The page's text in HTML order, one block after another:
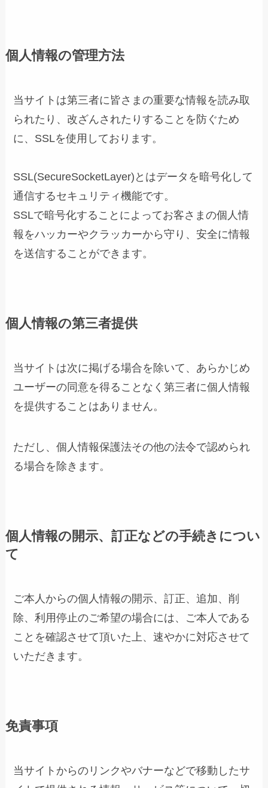
個人情報の管理方法
当サイトは第三者に皆さまの重要な情報を読み取
られたり、改ざんされたりすることを防ぐため
に、SSLを使用しております。
SSL(SecureSocketLayer)とはデータを暗号化して
通信するセキュリティ機能です。
SSLで暗号化することによってお客さまの個人情
報をハッカーやクラッカーから守り、安全に情報
を送信することができます。
個人情報の第三者提供
当サイトは次に掲げる場合を除いて、あらかじめ
ユーザーの同意を得ることなく第三者に個人情報
を提供することはありません。
ただし、個人情報保護法その他の法令で認められ
る場合を除きます。
個人情報の開示、訂正などの手続きについ
て
ご本人からの個人情報の開示、訂正、追加、削
除、利用停止のご希望の場合には、ご本人である
ことを確認させて頂いた上、速やかに対応させて
いただきます。
免責事項
当サイトからのリンクやバナーなどで移動したサ